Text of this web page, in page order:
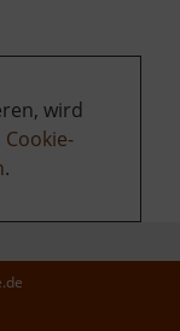
wird
Cookie-
.